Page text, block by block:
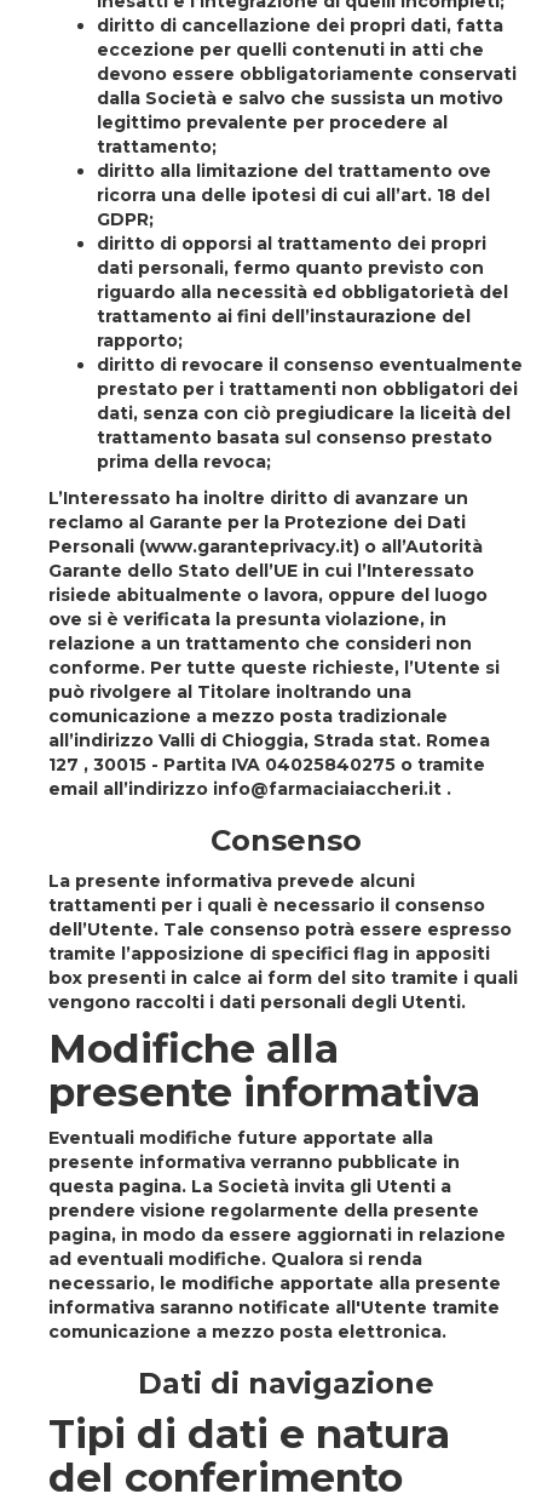
diritto di cancellazione dei propri dati, fatta
eccezione per quelli contenuti in atti che
devono essere obbligatoriamente conservati
dalla Società e salvo che sussista un motivo
legittimo prevalente per procedere al
trattamento;
diritto alla limitazione del trattamento ove
ricorra una delle ipotesi di cui all’art. 18 del
GDPR;
diritto di opporsi al trattamento dei propri
dati personali, fermo quanto previsto con
riguardo alla necessità ed obbligatorietà del
trattamento ai fini dell’instaurazione del
rapporto;
diritto di revocare il consenso eventualmente
prestato per i trattamenti non obbligatori dei
dati, senza con ciò pregiudicare la liceità del
trattamento basata sul consenso prestato
prima della revoca;
L’Interessato ha inoltre diritto di avanzare un
reclamo al Garante per la Protezione dei Dati
Personali (www.garanteprivacy.it) o all’Autorità
Garante dello Stato dell’UE in cui l’Interessato
risiede abitualmente o lavora, oppure del luogo
ove si è verificata la presunta violazione, in
relazione a un trattamento che consideri non
conforme. Per tutte queste richieste, l’Utente si
può rivolgere al Titolare inoltrando una
comunicazione a mezzo posta tradizionale
all’indirizzo Valli di Chioggia, Strada stat. Romea
127 , 30015 - Partita IVA 04025840275 o tramite
email all’indirizzo info@farmaciaiaccheri.it .
Consenso
La presente informativa prevede alcuni
trattamenti per i quali è necessario il consenso
dell’Utente. Tale consenso potrà essere espresso
tramite l’apposizione di specifici flag in appositi
box presenti in calce ai form del sito tramite i quali
vengono raccolti i dati personali degli Utenti.
Modifiche alla
presente informativa
Eventuali modifiche future apportate alla
presente informativa verranno pubblicate in
questa pagina. La Società invita gli Utenti a
prendere visione regolarmente della presente
pagina, in modo da essere aggiornati in relazione
ad eventuali modifiche. Qualora si renda
necessario, le modifiche apportate alla presente
informativa saranno notificate all'Utente tramite
comunicazione a mezzo posta elettronica.
Dati di navigazione
Tipi di dati e natura
del conferimento